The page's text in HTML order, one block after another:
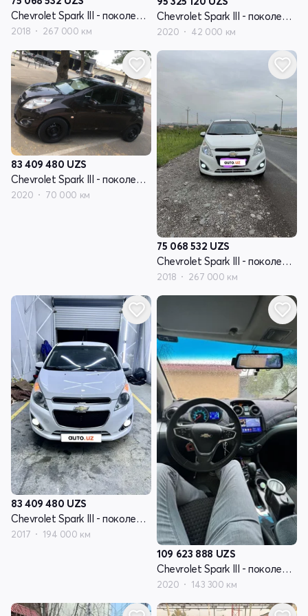
Chevrolet Spark III - поколение
2018 267 000 км
Chevrolet Spark III - поколение
2020 42 000 км
83 409 480 UZS
Chevrolet Spark III - поколение
2020 70 000 км
75 068 532 UZS
Chevrolet Spark III - поколение
2018 267 000 км
83 409 480 UZS
Chevrolet Spark III - поколение
2017 194 000 км
109 623 888 UZS
Chevrolet Spark III - поколение
2020 143 300 км